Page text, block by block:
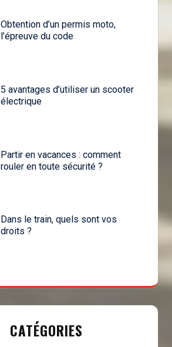
Obtention d’un permis moto,
l’épreuve du code
5 avantages d’utiliser un scooter
électrique
Partir en vacances : comment
rouler en toute sécurité ?
Dans le train, quels sont vos
droits ?
CATÉGORIES